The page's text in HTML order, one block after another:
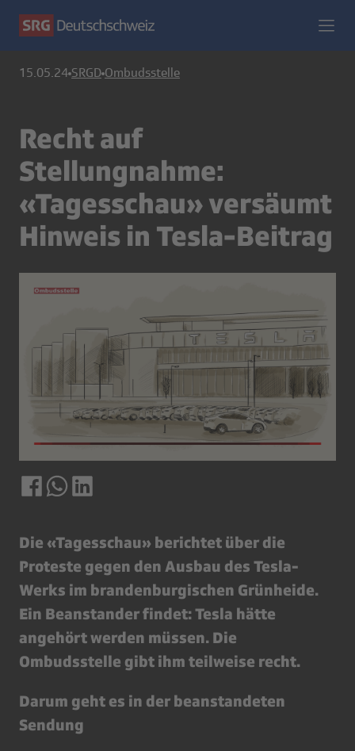
15.05.24 SRGD Ombudsstelle
Recht auf
Stellungnahme:
«Tagesschau» versäumt
Hinweis in Tesla-Beitrag
Die «Tagesschau» berichtet über die
Proteste gegen den Ausbau des Tesla-
Werks im brandenburgischen Grünheide.
Ein Beanstander findet: Tesla hätte
angehört werden müssen. Die
Ombudsstelle gibt ihm teilweise recht.
Darum geht es in der beanstandeten
Sendung